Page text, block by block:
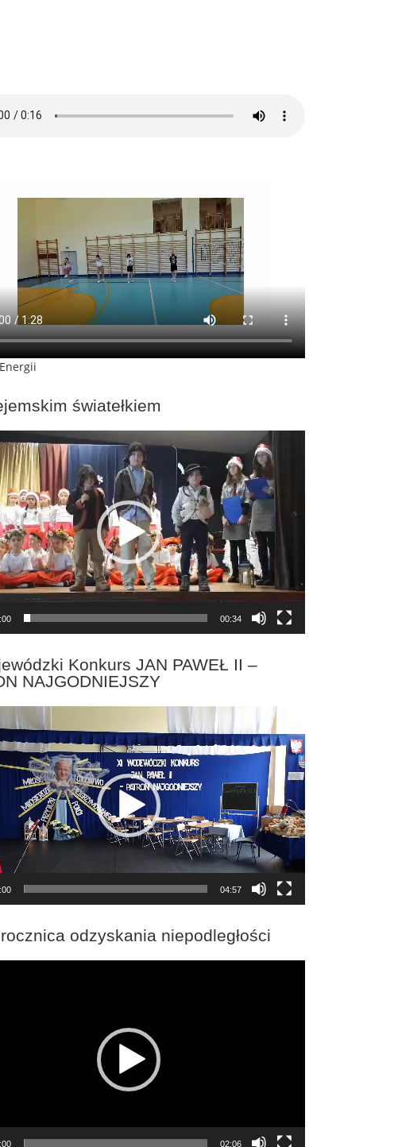
światełkiem
00:34
Konkurs JAN PAWEŁ II –
NAJGODNIEJSZY
04:57
odzyskania niepodległości
02:06